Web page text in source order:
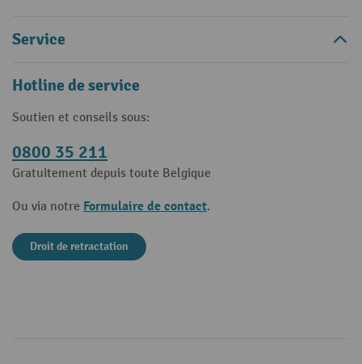
Service
Hotline de service
Soutien et conseils sous:
0800 35 211
Gratuitement depuis toute Belgique
Ou via notre Formulaire de contact.
Droit de retractation